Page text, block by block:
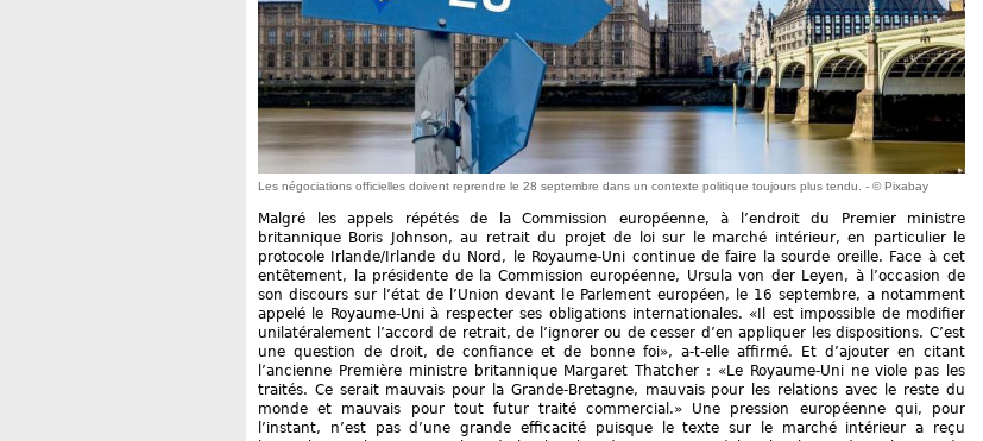
Les négociations officielles doivent reprendre le 28 septembre dans un contexte politique toujours plus tendu. - © Pixabay
Malgré les appels répétés de la Commission européenne, à l’endroit du Premier ministre
britannique Boris Johnson, au retrait du projet de loi sur le marché intérieur, en particulier le
protocole Irlande/Irlande du Nord, le Royaume-Uni continue de faire la sourde oreille. Face à cet
entêtement, la présidente de la Commission européenne, Ursula von der Leyen, à l’occasion de
son discours sur l’état de l’Union devant le Parlement européen, le 16 septembre, a notamment
appelé le Royaume-Uni à respecter ses obligations internationales. «Il est impossible de modifier
unilatéralement l’accord de retrait, de l’ignorer ou de cesser d’en appliquer les dispositions. C’est
une question de droit, de confiance et de bonne foi», a-t-elle affirmé. Et d’ajouter en citant
l’ancienne Première ministre britannique Margaret Thatcher : «Le Royaume-Uni ne viole pas les
traités. Ce serait mauvais pour la Grande-Bretagne, mauvais pour les relations avec le reste du
monde et mauvais pour tout futur traité commercial.» Une pression européenne qui, pour
l’instant, n’est pas d’une grande efficacité puisque le texte sur le marché intérieur a reçu